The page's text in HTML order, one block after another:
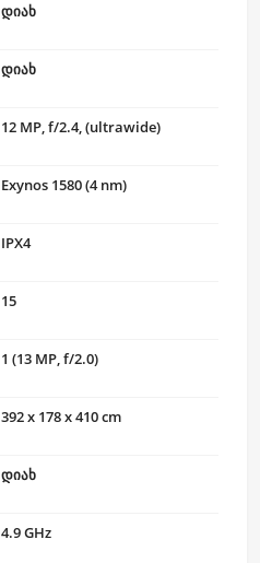
დიახ
დიახ
12 MP, f/2.4, (ultrawide)
Exynos 1580 (4 nm)
IPX4
15
1 (13 MP, f/2.0)
392 x 178 x 410 cm
დიახ
4.9 GHz